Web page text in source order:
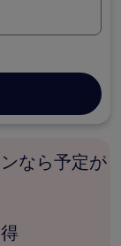
なら予定が